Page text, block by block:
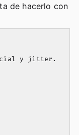
de hacerlo con
y jitter.